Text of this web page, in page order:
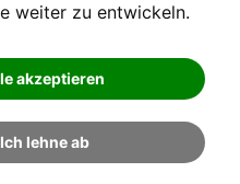
weiter zu entwickeln.
akzeptieren
Ich lehne ab
Impressum
Datenschutz